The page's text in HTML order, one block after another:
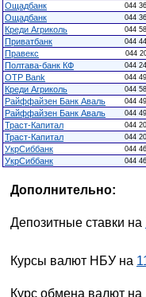
Ощадбанк
044
Ощадбанк
044
Креди Агриколь
044
Приватбанк
044
Правекс
044
Полтава-банк КФ
044
OTP Bank
044
Креди Агриколь
044
Райффайзен Банк Аваль
044
Райффайзен Банк Аваль
044
Траст-Капитал
044
Траст-Капитал
044
УкрСиббанк
044
УкрСиббанк
044
Дополнительно:
Депозитные ставки на
Курсы валют НБУ на
Курс обмена валют на